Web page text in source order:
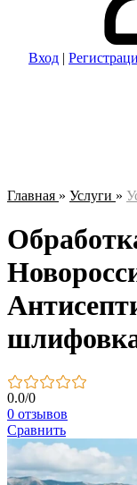
Вход |
Главная » Услуги »
0.0/0
0 отзывов
Сравнить